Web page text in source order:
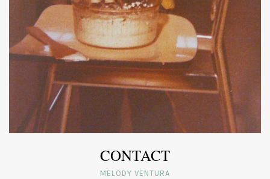
CONTACT
MELODY VENTURA